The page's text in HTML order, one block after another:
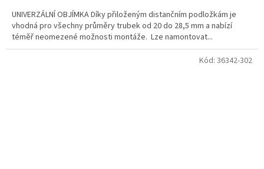
UNIVERZÁLNÍ OBJÍMKA Díky přiloženým distančním podložkám je
vhodná pro všechny průměry trubek od 20 do 28,5 mm a nabízí
téměř neomezené možnosti montáže. Lze namontovat...
Kód: 36342-302